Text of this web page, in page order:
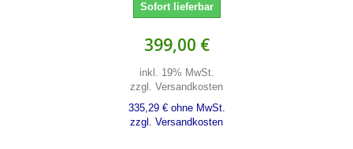
Sofort lieferbar
399,00 €
inkl. 19% MwSt.
zzgl. Versandkosten
335,29 € ohne MwSt.
zzgl. Versandkosten